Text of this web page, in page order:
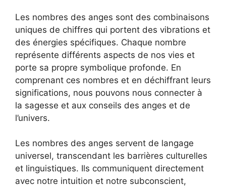
Les nombres des anges sont des combinaisons
uniques de chiffres qui portent des vibrations et
des énergies spécifiques. Chaque nombre
représente différents aspects de nos vies et
porte sa propre symbolique profonde. En
comprenant ces nombres et en déchiffrant leurs
significations, nous pouvons nous connecter à
la sagesse et aux conseils des anges et de
l’univers.
Les nombres des anges servent de langage
universel, transcendant les barrières culturelles
et linguistiques. Ils communiquent directement
avec notre intuition et notre subconscient,